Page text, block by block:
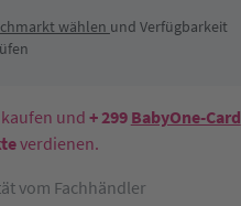
wählen und Verfügbarkeit
und + 299 BabyOne-Card
verdienen.
vom Fachhändler